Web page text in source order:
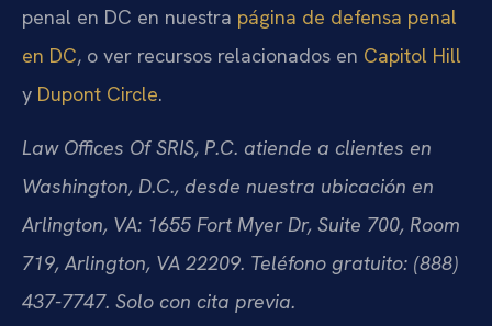
penal en DC en nuestra página de defensa penal
en DC, o ver recursos relacionados en Capitol Hill
y Dupont Circle.
Law Offices Of SRIS, P.C. atiende a clientes en
Washington, D.C., desde nuestra ubicación en
Arlington, VA: 1655 Fort Myer Dr, Suite 700, Room
719, Arlington, VA 22209. Teléfono gratuito: (888)
437-7747. Solo con cita previa.